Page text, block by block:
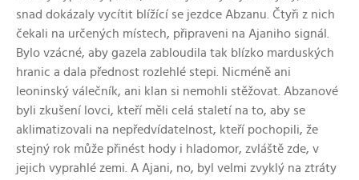
snad dokázaly vycítit blížící se jezdce Abzanu. Čtyři z nich
čekali na určených místech, připraveni na Ajaniho signál.
Bylo vzácné, aby gazela zabloudila tak blízko marduských
hranic a dala přednost rozlehlé stepi. Nicméně ani
leoninský válečník, ani klan si nemohli stěžovat. Abzanové
byli zkušení lovci, kteří měli celá staletí na to, aby se
aklimatizovali na nepředvídatelnost, kteří pochopili, že
stejný rok může přinést hody i hladomor, zvláště zde, v
jejich vyprahlé zemi. A Ajani, no, byl velmi zvyklý na ztráty